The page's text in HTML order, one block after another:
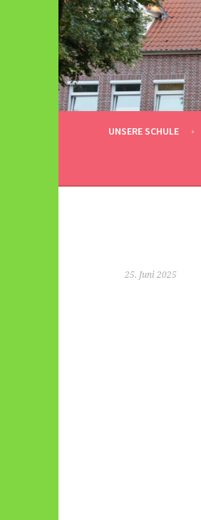
Springe
zum
Inhalt
UNSERE SCHULE
25. Juni 2025